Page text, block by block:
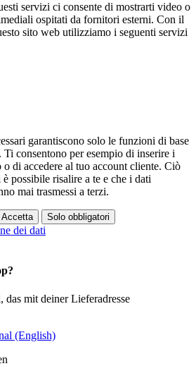
servizi ci consente di mostrarti video o
ospitati da fornitori esterni. Con il
sito web utilizziamo i seguenti servizi
garantiscono solo le funzioni di base
consentono per esempio di inserire i
di accedere al tuo account cliente. Ciò
possibile risalire a te e che i dati
mai trasmessi a terzi.
Accetta Solo obbligatori
dei dati
, das mit deiner Lieferadresse
(English)